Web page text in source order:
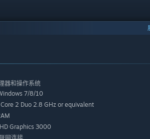
落在地城中，通过芯片英雄可以获得显著的
，效果翻倍。
器和操作系统
7/8/10
2 Duo 2.8 GHz or equivalent
Graphics 3000